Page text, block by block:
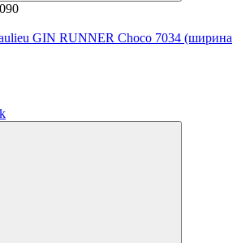
GIN RUNNER Choco 7034 (ширина